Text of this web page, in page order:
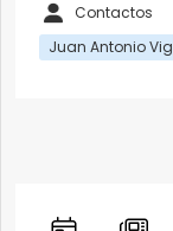
Contactos
Juan Antonio